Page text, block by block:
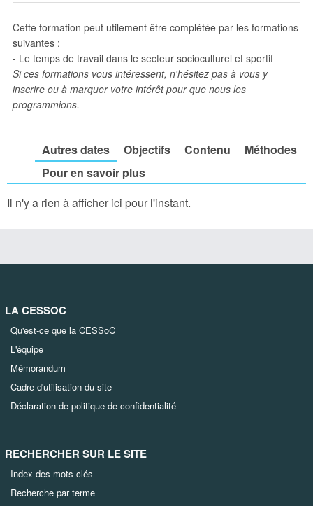
Cette formation peut utilement être complétée par les formations
suivantes :
- Le temps de travail dans le secteur socioculturel et sportif
Si ces formations vous intéressent, n'hésitez pas à vous y
inscrire ou à marquer votre intérêt pour que nous les
programmions.
Autres dates Objectifs Contenu
Méthodes
Pour en savoir plus
Il n'y a rien à afficher ici pour l'instant.
LA CESSOC
Qu'est-ce que la CESSoC
L'équipe
Mémorandum
Cadre d'utilisation du site
Déclaration de politique de confidentialité
RECHERCHER SUR LE SITE
Index des mots-clés
Recherche par terme